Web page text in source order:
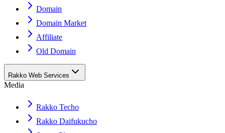
Domain
Domain Market
Affiliate
Old Domain
Rakko Web Services
Media
Rakko Techo
Rakko Daifukucho